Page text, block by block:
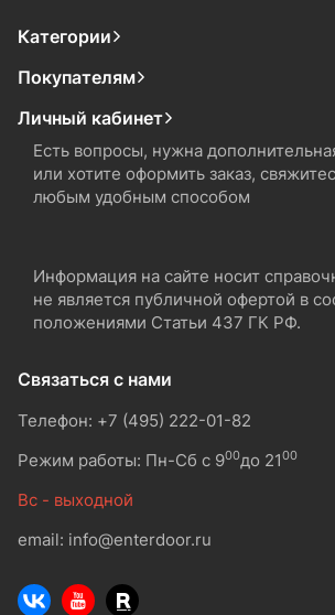
Категории
Покупателям
Личный кабинет
Есть вопросы, нужна
или хотите оформить заказ,
любым удобным способом
Информация на сайте носит
не является публичной офертой в
положениями Статьи 437 ГК РФ.
Связаться с нами
Телефон: +7 (495) 222-01-82
Режим работы: Пн-Сб с 900до 2100
Вс - выходной
email: info@enterdoor.ru